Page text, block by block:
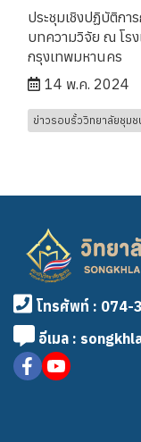
ประชุมเชิงปฏิบัติก
บทความวิจัย ณ โรง
กรุงเทพมหานคร
14 พ.ค. 2024
ข่าวรอบรั้ววิทยาลัยชุมช
โทรศัพท์ : 074-
อีเมล :